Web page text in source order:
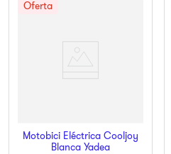
Motobici Eléctrica Cooljoy
Blanca Yadea